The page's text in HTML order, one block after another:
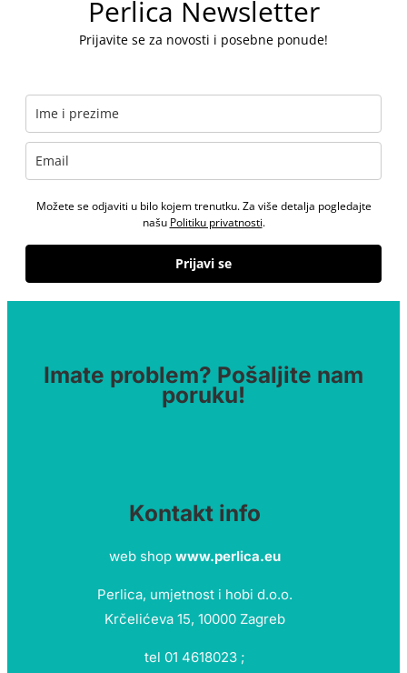
Perlica Newsletter
Prijavite se za novosti i posebne ponude!
Možete se odjaviti u bilo kojem trenutku. Za više detalja pogledajte
našu Politiku privatnosti.
Prijavi se
Imate problem? Pošaljite nam
poruku!
Kontakt info
web shop www.perlica.eu
Perlica, umjetnost i hobi d.o.o.
Krčelićeva 15, 10000 Zagreb
tel 01 4618023 ;